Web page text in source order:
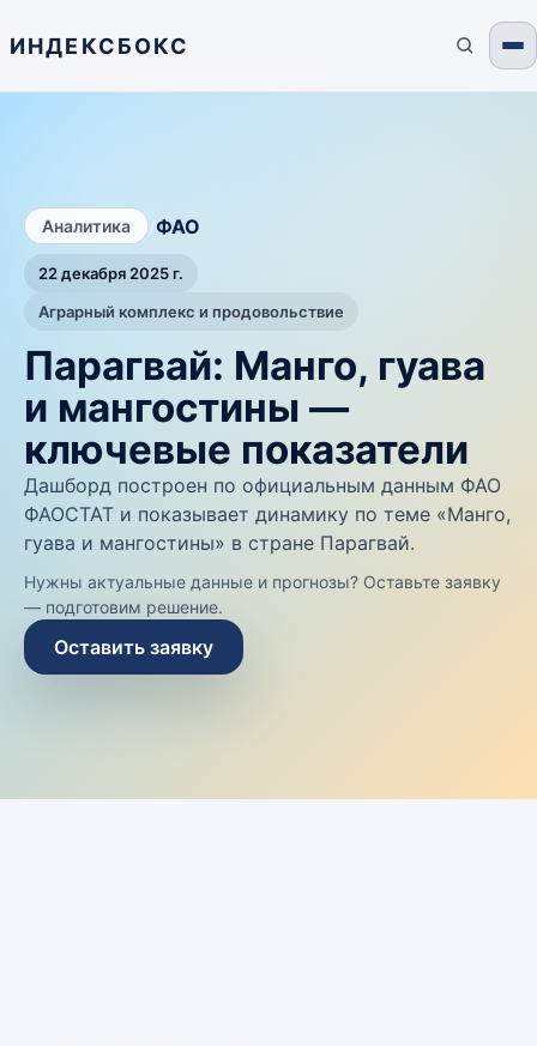
ИНДЕКСБОКС
Аналитика ФАО
22 декабря 2025 г.
Аграрный комплекс и продовольствие
Парагвай: Манго, гуава
и мангостины —
ключевые показатели
Дашборд построен по официальным данным ФАО
ФАОСТАТ и показывает динамику по теме «Манго,
гуава и мангостины» в стране Парагвай.
Нужны актуальные данные и прогнозы? Оставьте заявку
— подготовим решение.
Оставить заявку